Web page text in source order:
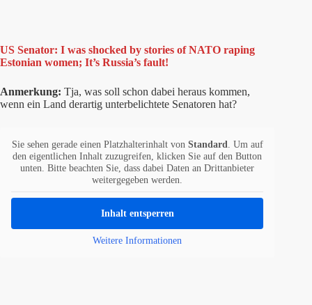
US Senator: I was shocked by stories of NATO raping
Estonian women; It’s Russia’s fault!
Anmerkung: Tja, was soll schon dabei heraus kommen,
wenn ein Land derartig unterbelichtete Senatoren hat?
Sie sehen gerade einen Platzhalterinhalt von Standard
. Um auf
den eigentlichen Inhalt zuzugreifen, klicken Sie auf den Button
unten. Bitte beachten Sie, dass dabei Daten an Drittanbieter
weitergegeben werden.
Inhalt entsperren
Weitere Informationen